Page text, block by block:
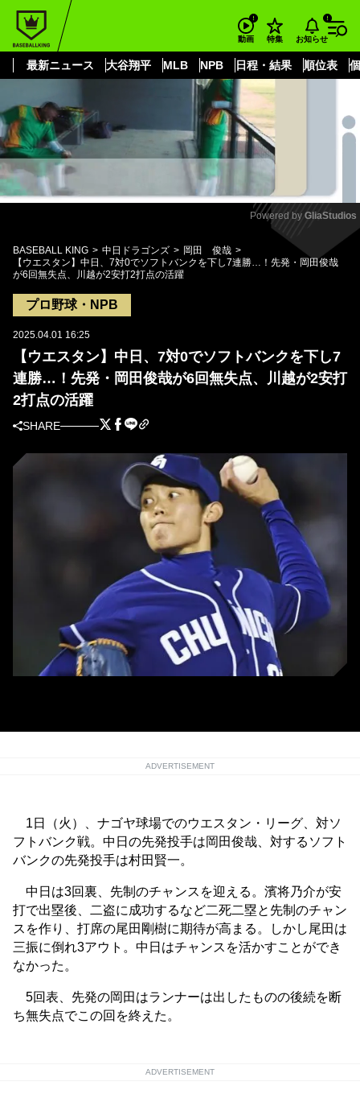
動画 特集 お知らせ
最新ニュース 大谷翔平 MLB NPB 日程・結果 順位表
もっと見る
Mute
Powered by GliaStudios
BASEBALL KING 中日ドラゴンズ
岡田 俊哉
【ウエスタン】中日、7対0でソフトバンクを下し7連勝…！先発・岡田俊哉
が6回無失点、川越が2安打2打点の活躍
プロ野球・NPB
2025.04.01 16:25
【ウエスタン】中日、7対0でソフトバンクを下し7
連勝…！先発・岡田俊哉が6回無失点、川越が2安打
2打点の活躍
SHARE
ADVERTISEMENT
1日（火）、ナゴヤ球場でのウエスタン・リーグ、対ソ
フトバンク戦。中日の先発投手は岡田俊哉、対するソフト
バンクの先発投手は村田賢一。
中日は3回裏、先制のチャンスを迎える。濱将乃介が安
打で出塁後、二盗に成功するなど二死二塁と先制のチャン
スを作り、打席の尾田剛樹に期待が高まる。しかし尾田は
三振に倒れ3アウト。中日はチャンスを活かすことができ
なかった。
5回表、先発の岡田はランナーは出したものの後続を断
ち無失点でこの回を終えた。
ADVERTISEMENT